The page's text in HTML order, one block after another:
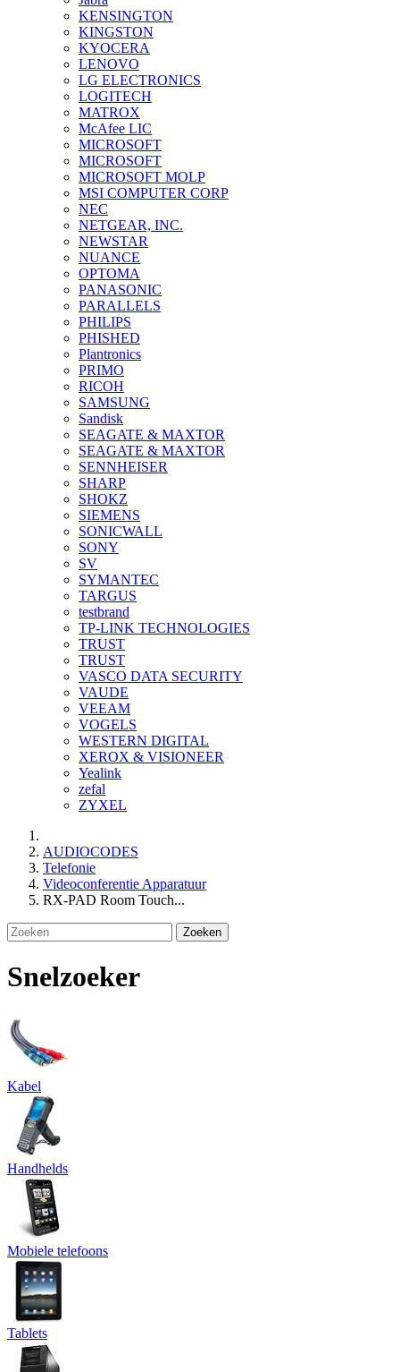
KENSINGTON
KINGSTON
KYOCERA
LENOVO
LG ELECTRONICS
LOGITECH
MATROX
McAfee LIC
MICROSOFT
MICROSOFT
MICROSOFT MOLP
MSI COMPUTER CORP
NEC
NETGEAR, INC.
NEWSTAR
NUANCE
OPTOMA
PANASONIC
PARALLELS
PHILIPS
PHISHED
Plantronics
PRIMO
RICOH
SAMSUNG
Sandisk
SEAGATE & MAXTOR
SEAGATE & MAXTOR
SENNHEISER
SHARP
SHOKZ
SIEMENS
SONICWALL
SONY
SV
SYMANTEC
TARGUS
testbrand
TP-LINK TECHNOLOGIES
TRUST
TRUST
VASCO DATA SECURITY
VAUDE
VEEAM
VOGELS
WESTERN DIGITAL
XEROX & VISIONEER
Yealink
zefal
ZYXEL
AUDIOCODES
Telefonie
Videoconferentie Apparatuur
RX-PAD Room Touch...
Zoeken
Snelzoeker
Kabel
Handhelds
Mobiele telefoons
Tablets